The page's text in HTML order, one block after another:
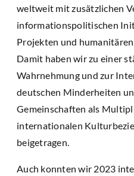
weltweit mit zusätzlichen
informationspolitischen
Projekten und
Damit haben wir zu einer
Wahrnehmung und zur
deutschen Minderheiten
Gemeinschaften als
internationalen
beigetragen.
Auch konnten wir 2023